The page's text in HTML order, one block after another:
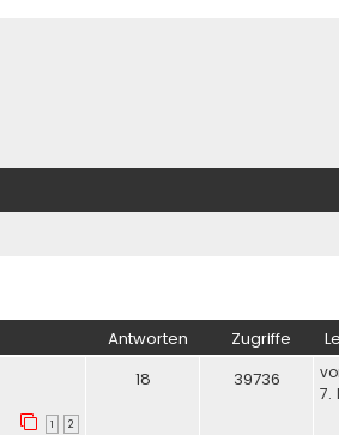
Antworten Zugriffe
1 2
18 39736
7.